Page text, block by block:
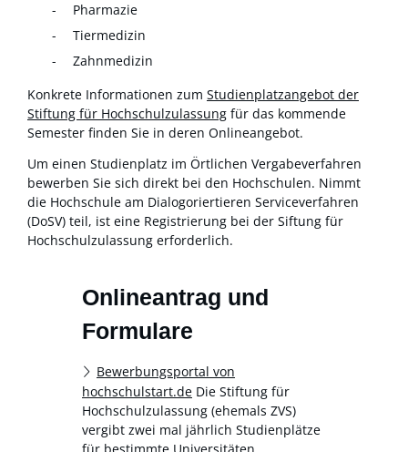
Pharmazie
Tiermedizin
Zahnmedizin
Konkrete Informationen zum Studienplatzangebot der
Stiftung für Hochschulzulassung für das kommende
Semester finden Sie in deren Onlineangebot.
Um einen Studienplatz im Örtlichen Vergabeverfahren
bewerben Sie sich direkt bei den Hochschulen. Nimmt
die Hochschule am Dialogoriertieren Serviceverfahren
(DoSV) teil, ist eine Registrierung bei der Siftung für
Hochschulzulassung erforderlich.
Onlineantrag und
Formulare
Bewerbungsportal von
hochschulstart.de Die Stiftung für
Hochschulzulassung (ehemals ZVS)
vergibt zwei mal jährlich Studienplätze